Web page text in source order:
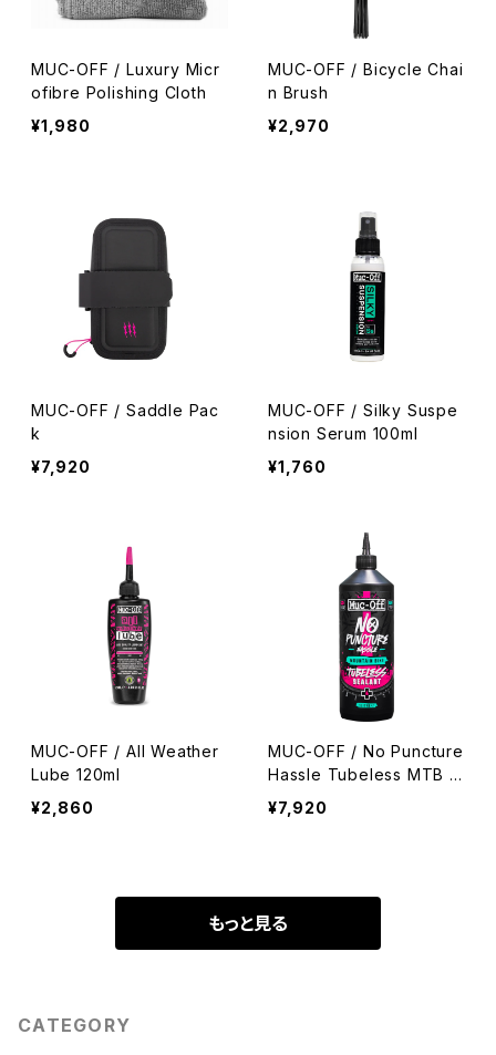
MUC-OFF / Luxury Micr
ofibre Polishing Cloth
¥1,980
MUC-OFF / Bicycle Chai
n Brush
¥2,970
MUC-OFF / Saddle Pac
k
¥7,920
MUC-OFF / Silky Suspe
nsion Serum 100ml
¥1,760
MUC-OFF / All Weather
Lube 120ml
¥2,860
MUC-OFF / No Puncture
Hassle Tubeless MTB S
ealant 1L
¥7,920
もっと見る
CATEGORY